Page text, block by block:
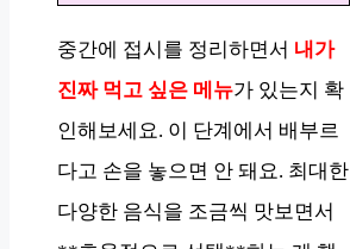
중간에 접시를 정리하면서 내가
진짜 먹고 싶은 메뉴가 있는지 확
인해보세요. 이 단계에서 배부르
다고 손을 놓으면 안 돼요. 최대한
다양한 음식을 조금씩 맛보면서